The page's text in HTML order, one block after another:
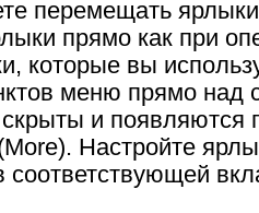
перемещать
прямо как при
которые вы
меню прямо над
и появляются
Настройте
соответствующей